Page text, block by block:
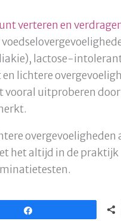
verteren en
lactose-
lichtere
vooral uitproberen door
overgevoeligheden
het altijd in de praktijk